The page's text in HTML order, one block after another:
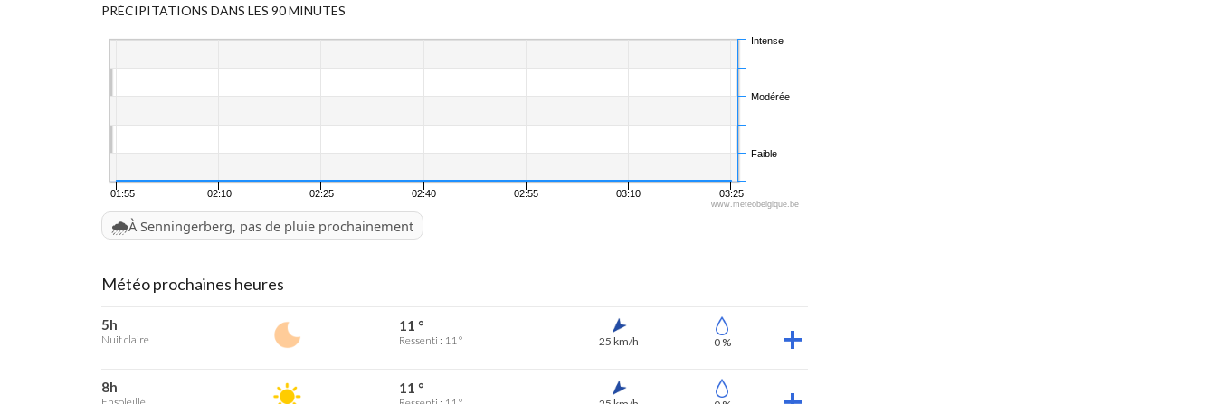
PRÉCIPITATIONS DANS LES 90 MINUTES
01:55 02:10 02:25 02:40 02:55 03:10 03:25
Faible
Modérée
Intense
www.meteobelgique.be
🌧️À Senningerberg, pas de pluie prochainement
Météo prochaines heures
5h
Nuit claire
11 °
Ressenti : 11 ° 25 km/h 0 %
8h 11 °